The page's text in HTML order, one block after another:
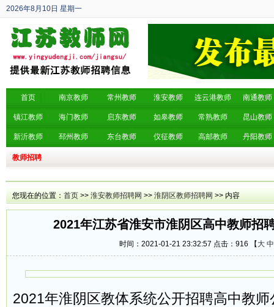
2026年8月10日 星期一
丙午年 六月廿八
首页 南京教师 常州教师 淮安教师 连云港教师 南通教师
镇江教师 海门教师 启东教师 如皋教师 常熟教师 昆山教师
新沂教师 邳州教师 东台教师 仪征教师 高邮教师 丹阳教师
教师招聘
您现在的位置： 首页 >> 淮安教师招聘网 >> 淮阴区教师招聘网 >> 内容
2021年江苏省淮安市淮阴区高中教师招
时间：2021-01-21 23:32:57 点击： 916 【 大 中
2021年淮阴区教体系统公开招聘高中教师